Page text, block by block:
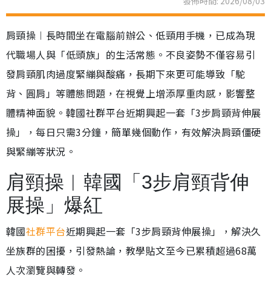
肩頸操︱長時間坐在電腦前辦公、低頸用手機，已成為現
代職場人與「低頭族」的生活常態。不良姿勢不僅容易引
發肩頸肌肉過度緊繃與酸痛，長期下來更可能導致「駝
背、圓肩」等體態問題，在視覺上增添厚重肉感，影響整
體精神面貌。韓國社群平台近期興起一套「3步肩頸背伸展
操」，每日只需3分鐘，簡單幾個動作，有效解決肩頸僵硬
與緊繃等狀況。
肩頸操︱韓國「3步肩頸背伸
展操」爆紅
韓國社群平台近期興起一套「3步肩頸背伸展操」，解決久
坐族群的困擾，引發熱論，教學貼文至今已累積超過68萬
人次瀏覽與轉發。